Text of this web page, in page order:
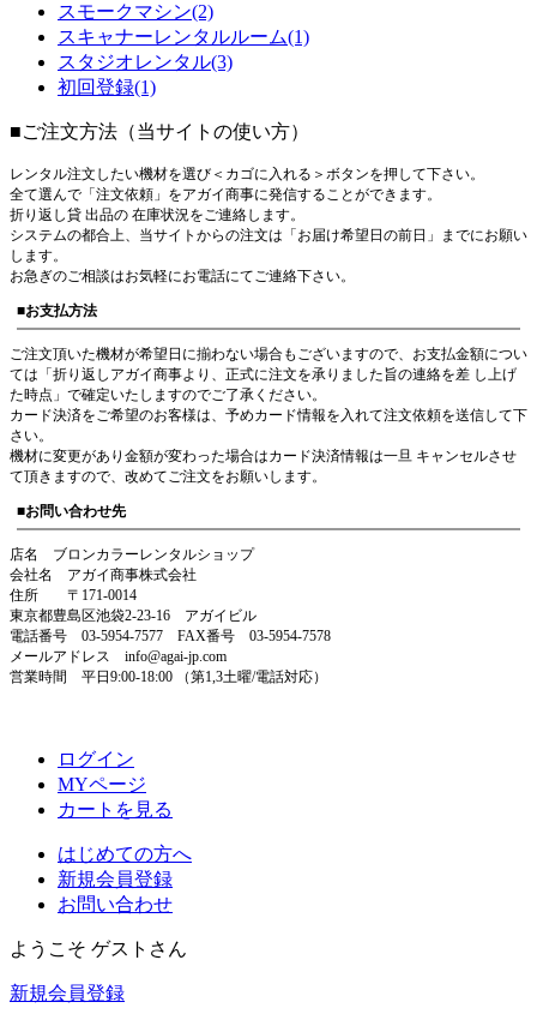
スモークマシン(2)
スキャナーレンタルルーム(1)
スタジオレンタル(3)
初回登録(1)
■ご注文方法（当サイトの使い方）
レンタル注文したい機材を選び＜カゴに入れる＞ボタンを押して下さい。
全て選んで「注文依頼」をアガイ商事に発信することができます。
折り返し貸 出品の 在庫状況をご連絡します。
システムの都合上、当サイトからの注文は「お届け希望日の前日」までにお願い
します。
お急ぎのご相談はお気軽にお電話にてご連絡下さい。
■お支払方法
ご注文頂いた機材が希望日に揃わない場合もございますので、お支払金額につい
ては「折り返しアガイ商事より、正式に注文を承りました旨の連絡を差 し上げ
た時点」で確定いたしますのでご了承ください。
カード決済をご希望のお客様は、予めカード情報を入れて注文依頼を送信して下
さい。
機材に変更があり金額が変わった場合はカード決済情報は一旦 キャンセルさせ
て頂きますので、改めてご注文をお願いします。
■お問い合わせ先
店名 ブロンカラーレンタルショップ
会社名 アガイ商事株式会社
住所 〒171-0014
東京都豊島区池袋2-23-16 アガイビル
電話番号 03-5954-7577 FAX番号 03-5954-7578
メールアドレス info@agai-jp.com
営業時間 平日9:00-18:00 （第1,3土曜/電話対応）
ログイン
MYページ
カートを見る
はじめての方へ
新規会員登録
お問い合わせ
ようこそ ゲストさん
新規会員登録